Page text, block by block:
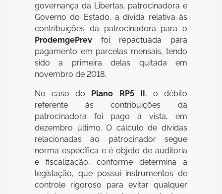
governança da Libertas, patrocinadora e
Governo do Estado, a dívida relativa às
contribuições da patrocinadora para o
ProdemgePrev foi repactuada para
pagamento em parcelas mensais, tendo
sido a primeira delas quitada em
novembro de 2018.
No caso do Plano RP5 II, o débito
referente às contribuições da
patrocinadora foi pago à vista, em
dezembro último. O cálculo de dívidas
relacionadas ao patrocinador segue
norma específica e é objeto de auditoria
e fiscalização, conforme determina a
legislação, que possui instrumentos de
controle rigoroso para evitar qualquer